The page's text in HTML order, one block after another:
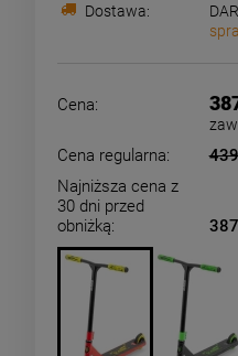
Dostawa:
Zamówienia o wartości
Cena:
Cena regularna:
Najniższa cena z
30 dni przed
obniżką: